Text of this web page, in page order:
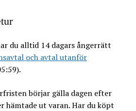
du alltid 14 dagars ångerrätt
och avtal utanför
börjar gälla dagen efter
hämtade ut varan. Har du köpt